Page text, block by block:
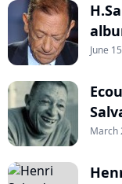
June
March